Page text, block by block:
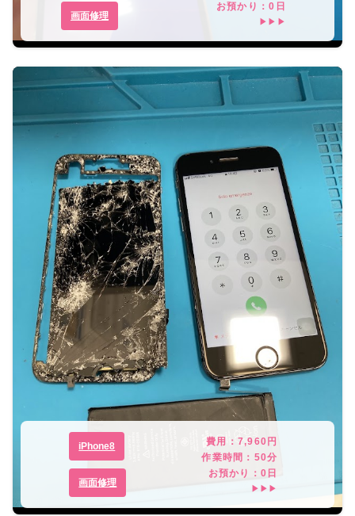
画面修理
お預かり：0 日
▶▶▶
iPhone8
画面修理
費用： 7,960円
作業時間： 50分
お預かり：0 日
▶▶▶